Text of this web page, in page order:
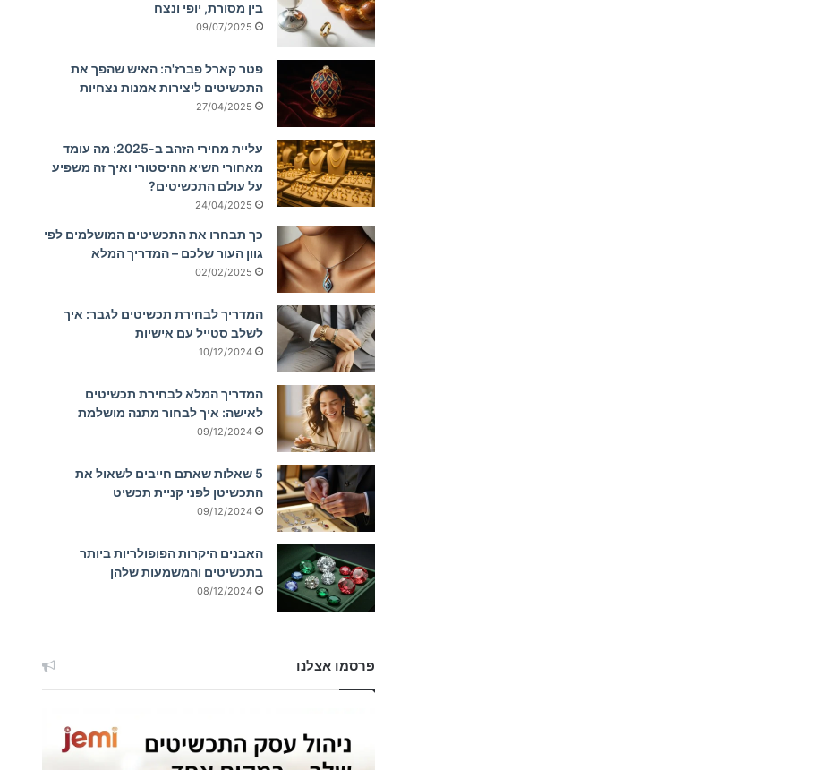
בין מסורת, יופי ונצח
09/07/2025
פטר קארל פברז'ה: האיש שהפך את
התכשיטים ליצירות אמנות נצחיות
27/04/2025
עליית מחירי הזהב ב-2025: מה עומד
מאחורי השיא ההיסטורי ואיך זה משפיע
על עולם התכשיטים?
24/04/2025
כך תבחרו את התכשיטים המושלמים לפי
גוון העור שלכם – המדריך המלא
02/02/2025
המדריך לבחירת תכשיטים לגבר: איך
לשלב סטייל עם אישיות
10/12/2024
המדריך המלא לבחירת תכשיטים
לאישה: איך לבחור מתנה מושלמת
09/12/2024
5 שאלות שאתם חייבים לשאול את
התכשיטן לפני קניית תכשיט
09/12/2024
האבנים היקרות הפופולריות ביותר
בתכשיטים והמשמעות שלהן
08/12/2024
פרסמו אצלנו